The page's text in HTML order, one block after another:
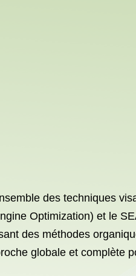
des techniques
Optimization) et le
des méthodes
globale et complète